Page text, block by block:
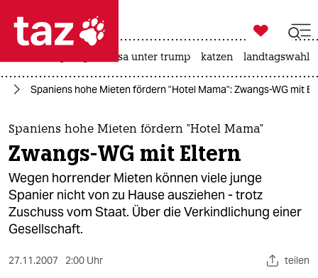
 taz zahl ich
taz zahl ich
themen
politik
öko
gesellschaft
kultur

taz zahl ich
usa unter trump katzen landtagswahl
Spaniens hohe Mieten fördern "Hotel Mama": Zwangs-WG mit
Spaniens hohe Mieten fördern "Hotel Mama"
Zwangs-WG mit Eltern
Wegen horrender Mieten können viele junge
Spanier nicht von zu Hause ausziehen - trotz
Zuschuss vom Staat. Über die Verkindlichung einer
Gesellschaft.
27.11.2007 2:00 Uhr teilen